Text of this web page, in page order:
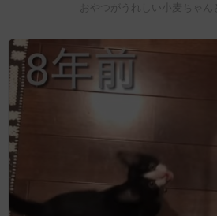
おやつがうれしい小麦ちゃん